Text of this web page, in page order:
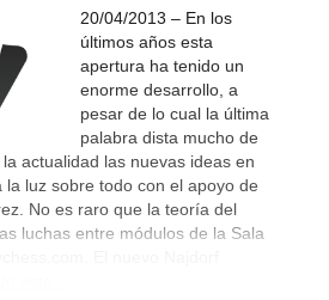
20/04/2013 – En los
últimos años esta
apertura ha tenido un
enorme desarrollo, a
pesar de lo cual la última
palabra dista mucho de
actualidad las nuevas ideas en
la luz sobre todo con el apoyo de
No es raro que la teoría del
luchas entre módulos de la Sala